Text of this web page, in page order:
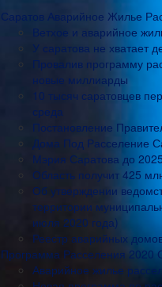
Саратов Аварийное Жилье
Ветхое и аварийное
У саратова не хватает
Провалив программу
новые миллиарды
10 тысяч саратовцев
среда
Постановление
Дома Под Расселение
Мэрия Саратова до
Область получит 425
Об утверждении
территории
июля 2020 года)
Реестр аварийных
Программа Расселения 2020
Аварийное жилье